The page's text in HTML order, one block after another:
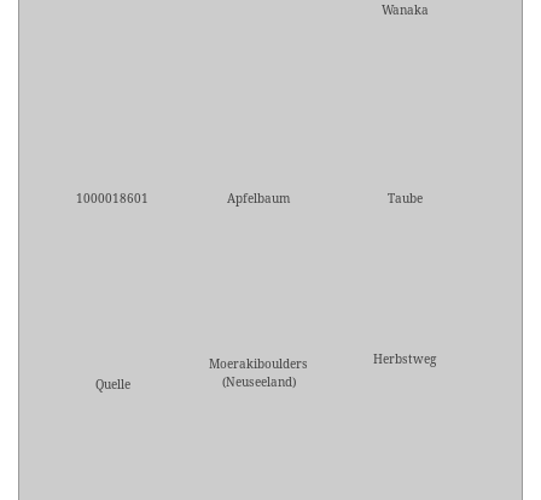
Wanaka
1000018601 Apfelbaum Taube
Quelle
Moerakiboulders
(Neuseeland)
Herbstweg